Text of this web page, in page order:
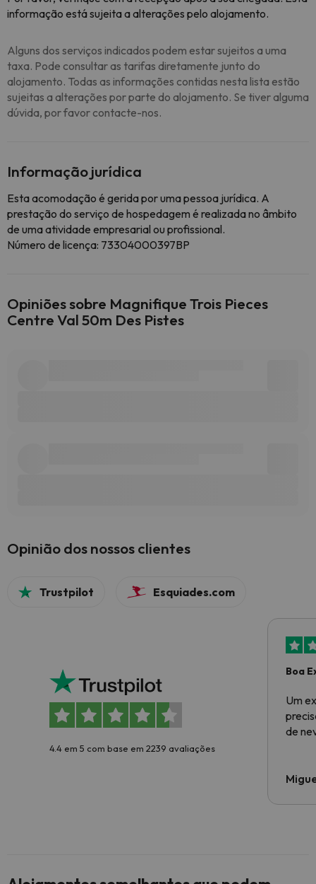
informação está sujeita a alterações pelo alojamento.
Alguns dos serviços indicados podem estar sujeitos a uma
taxa. Pode consultar as tarifas diretamente junto do
alojamento. Todas as informações contidas nesta lista estão
sujeitas a alterações por parte do alojamento. Se tiver alguma
dúvida, por favor contacte-nos.
Informação jurídica
Esta acomodação é gerida por uma pessoa jurídica. A
prestação do serviço de hospedagem é realizada no âmbito
de uma atividade empresarial ou profissional.
Número de licença: 73304000397BP
Opiniões sobre Magnifique Trois Pieces
Centre Val 50m Des Pistes
Opinião dos nossos clientes
Trustpilot Esquiades.com
4.4 em 5 com base em 2239 avaliações
Boa
Um
de